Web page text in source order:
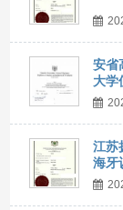
安省
大学
江苏
海牙